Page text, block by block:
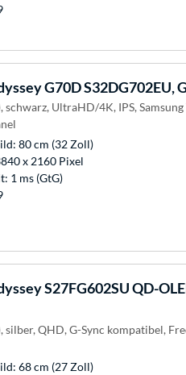
G70D S32DG702EU,
schwarz, UltraHD/4K, IPS,
80 cm (32 Zoll)
x 2160 Pixel
1 ms (GtG)
S27FG602SU QD-
silber, QHD, G-Sync kompatibel,
68 cm (27 Zoll)